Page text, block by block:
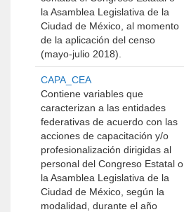
la Asamblea Legislativa de la
Ciudad de México, al momento
de la aplicación del censo
(mayo-julio 2018).
CAPA_CEA
Contiene variables que
caracterizan a las entidades
federativas de acuerdo con las
acciones de capacitación y/o
profesionalización dirigidas al
personal del Congreso Estatal o
la Asamblea Legislativa de la
Ciudad de México, según la
modalidad, durante el año